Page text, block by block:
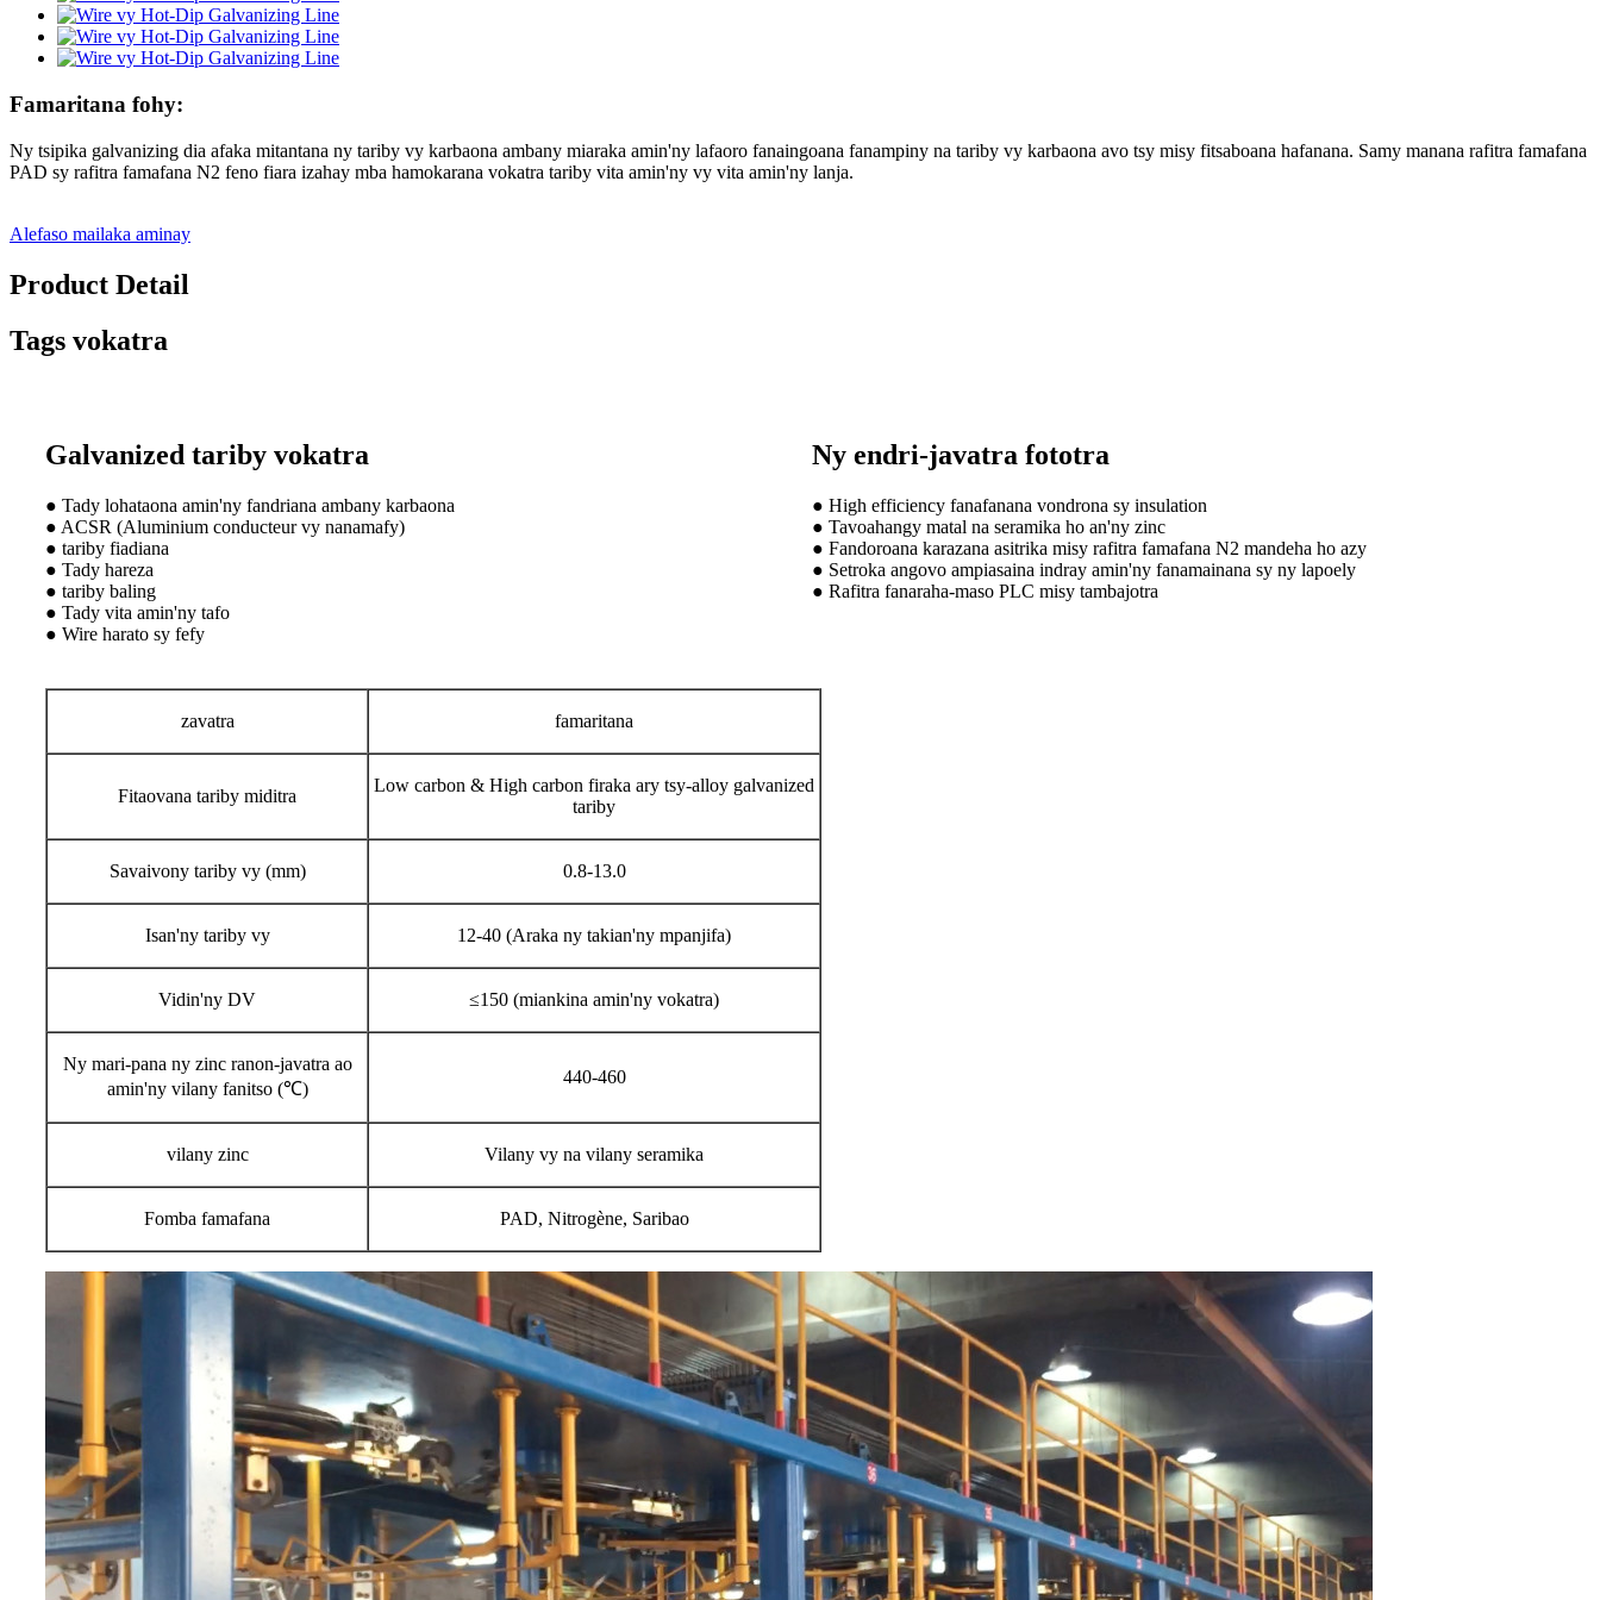
Famaritana fohy:
Ny tsipika galvanizing dia afaka mitantana ny tariby vy karbaona ambany miaraka amin'ny lafaoro fanaingoana fanampiny na tariby vy karbaona avo tsy misy fitsaboana hafanana. Samy manana rafitra famafana
PAD sy rafitra famafana N2 feno fiara izahay mba hamokarana vokatra tariby vita amin'ny vy vita amin'ny lanja.
Alefaso mailaka aminay
Product Detail
Tags vokatra
Galvanized tariby vokatra
● Tady lohataona amin'ny fandriana ambany karbaona
● ACSR (Aluminium conducteur vy nanamafy)
● tariby fiadiana
● Tady hareza
● tariby baling
● Tady vita amin'ny tafo
● Wire harato sy fefy
Ny endri-javatra fototra
● High efficiency fanafanana vondrona sy insulation
● Tavoahangy matal na seramika ho an'ny zinc
● Fandoroana karazana asitrika misy rafitra famafana N2 mandeha ho azy
● Setroka angovo ampiasaina indray amin'ny fanamainana sy ny lapoely
● Rafitra fanaraha-maso PLC misy tambajotra
zavatra famaritana
Fitaovana tariby miditra
Low carbon & High carbon firaka ary tsy-alloy galvanized
tariby
Savaivony tariby vy (mm) 0.8-13.0
Isan'ny tariby vy 12-40 (Araka ny takian'ny mpanjifa)
Vidin'ny DV ≤150 (miankina amin'ny vokatra)
Ny mari-pana ny zinc ranon-javatra ao
amin'ny vilany fanitso (℃)
440-460
vilany zinc Vilany vy na vilany seramika
Fomba famafana PAD, Nitrogène, Saribao